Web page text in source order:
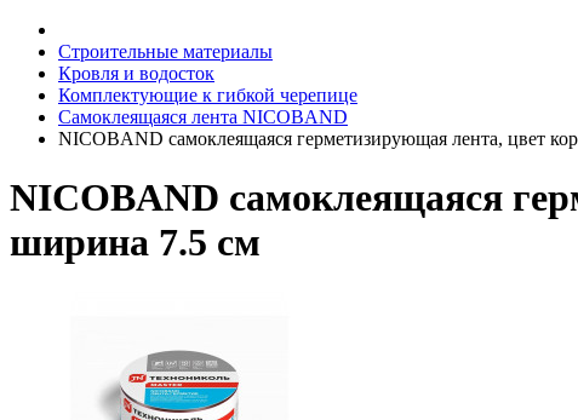
Строительные материалы
Кровля и водосток
Комплектующие к гибкой черепице
Самоклеящаяся лента NICOBAND
NICOBAND самоклеящаяся герметизирующая лента, цвет
NICOBAND самоклеящаяся
ширина 7.5 см